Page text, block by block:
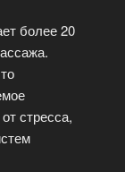
более 20
стресса,